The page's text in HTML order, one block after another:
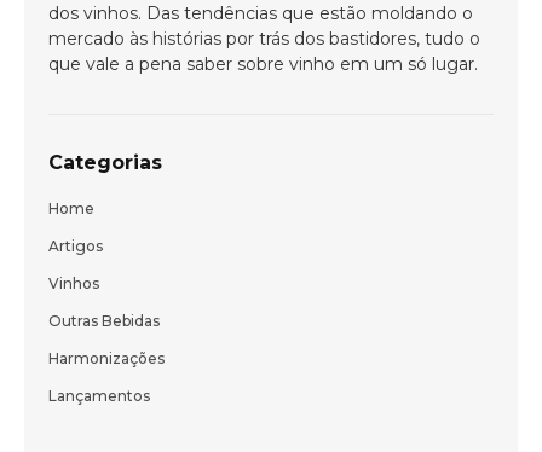
dos vinhos. Das tendências que estão moldando o
mercado às histórias por trás dos bastidores, tudo o
que vale a pena saber sobre vinho em um só lugar.
Categorias
Home
Artigos
Vinhos
Outras Bebidas
Harmonizações
Lançamentos